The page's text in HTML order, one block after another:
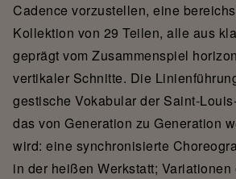
Cadence vorzustellen, eine
Kollektion von 29 Teilen, alle aus
geprägt vom Zusammenspiel
vertikaler Schnitte. Die
gestische Vokabular der Saint-
das von Generation zu Generation
wird: eine synchronisierte
in der heißen Werkstatt; Variationen